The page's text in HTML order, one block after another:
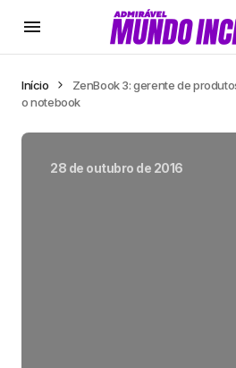
Início
ZenBook 3: gerente de
o notebook
28 de outubro de 2016